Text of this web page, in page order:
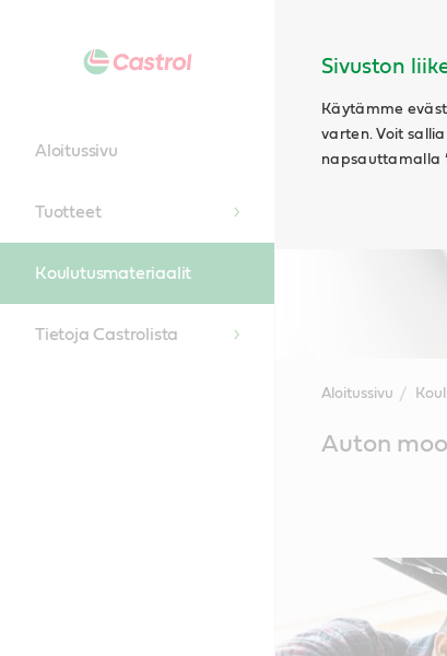
Sivuston
Käytämme
varten. Voit
napsauttamalla
Aloitussivu
Tuotteet
Koulutusmateriaalit
Tietoja Castrolista
Aloitussivu
ContentAuton